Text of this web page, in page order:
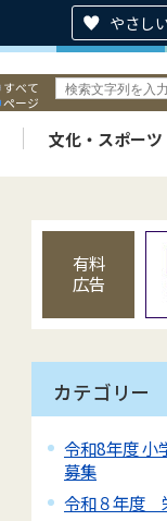
やさし
すべて
ページ
文化・スポー
有料
広告
カテゴリー
令和8年度 小
募集
令和８年度